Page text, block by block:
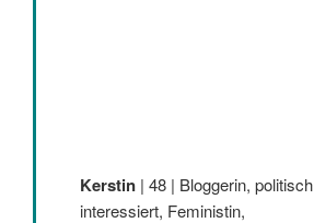
Kerstin | 48 | Bloggerin, politisch
interessiert, Feministin,